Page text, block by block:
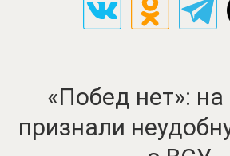
«Побед нет»:
признали